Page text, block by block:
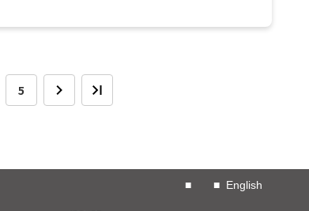
競爭力的關鍵指標...
5
■ ■ English